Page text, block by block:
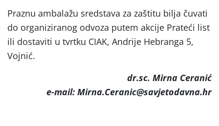
Praznu ambalažu sredstava za zaštitu bilja čuvati
do organiziranog odvoza putem akcije Prateći list
ili dostaviti u tvrtku CIAK, Andrije Hebranga 5,
Vojnić.
dr.sc. Mirna Ceranić
e-mail: Mirna.Ceranic@savjetodavna.hr